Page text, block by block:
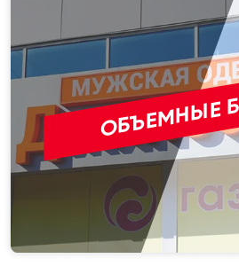
ОБЪЕМНЫЕ